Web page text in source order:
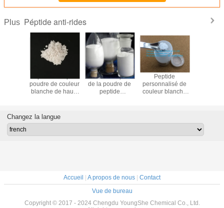
Plus Péptide anti-rides
EGF
poudre de couleur
blanche de haute
Livraison rapide
de la poudre de
peptide
Leupeptine du
Peptide
personnalisé de
couleur blanche
Changez la langue
Accueil A propos de nous
Contact
Vue de bureau
Copyright © 2017 - 2024 Chengdu YoungShe Chemical Co., Ltd.